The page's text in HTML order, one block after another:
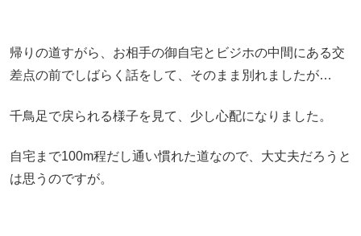
帰りの道すがら、お相手の御自宅とビジホの中間にある交
差点の前でしばらく話をして、そのまま別れましたが…
千鳥足で戻られる様子を見て、少し心配になりました。
自宅まで100m程だし通い慣れた道なので、大丈夫だろうと
は思うのですが。